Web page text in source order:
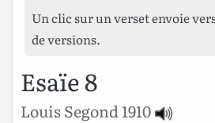
Un clic sur un verset envoie
de versions.
Esaïe 8
Louis Segond 1910